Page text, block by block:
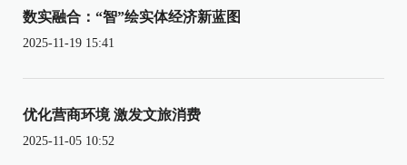
数实融合：“智”绘实体经济新蓝图
2025-11-19 15:41
优化营商环境 激发文旅消费
2025-11-05 10:52